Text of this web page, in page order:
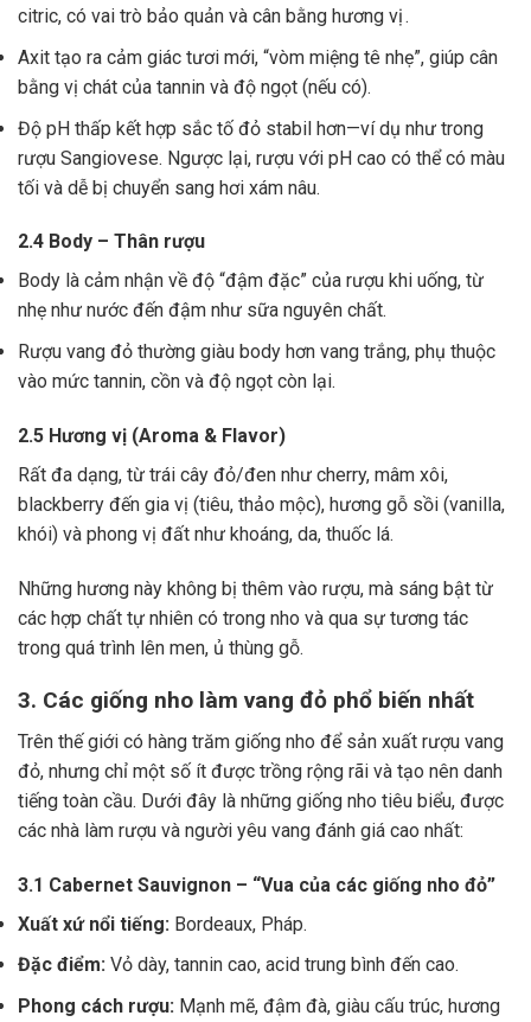
citric, có vai trò bảo quản và cân bằng hương vị .
Axit tạo ra cảm giác tươi mới, “vòm miệng tê nhẹ”, giúp cân
bằng vị chát của tannin và độ ngọt (nếu có).
Độ pH thấp kết hợp sắc tố đỏ stabil hơn—ví dụ như trong
rượu Sangiovese. Ngược lại, rượu với pH cao có thể có màu
tối và dễ bị chuyển sang hơi xám nâu.
2.4 Body – Thân rượu
Body là cảm nhận về độ “đậm đặc” của rượu khi uống, từ
nhẹ như nước đến đậm như sữa nguyên chất.
Rượu vang đỏ thường giàu body hơn vang trắng, phụ thuộc
vào mức tannin, cồn và độ ngọt còn lại.
2.5 Hương vị (Aroma & Flavor)
Rất đa dạng, từ trái cây đỏ/đen như cherry, mâm xôi,
blackberry đến gia vị (tiêu, thảo mộc), hương gỗ sồi (vanilla,
khói) và phong vị đất như khoáng, da, thuốc lá.
Những hương này không bị thêm vào rượu, mà sáng bật từ
các hợp chất tự nhiên có trong nho và qua sự tương tác
trong quá trình lên men, ủ thùng gỗ.
3. Các giống nho làm vang đỏ phổ biến nhất
Trên thế giới có hàng trăm giống nho để sản xuất rượu vang
đỏ, nhưng chỉ một số ít được trồng rộng rãi và tạo nên danh
tiếng toàn cầu. Dưới đây là những giống nho tiêu biểu, được
các nhà làm rượu và người yêu vang đánh giá cao nhất:
3.1 Cabernet Sauvignon – “Vua của các giống nho đỏ”
Xuất xứ nổi tiếng: Bordeaux, Pháp.
Đặc điểm: Vỏ dày, tannin cao, acid trung bình đến cao.
Phong cách rượu: Mạnh mẽ, đậm đà, giàu cấu trúc, hương